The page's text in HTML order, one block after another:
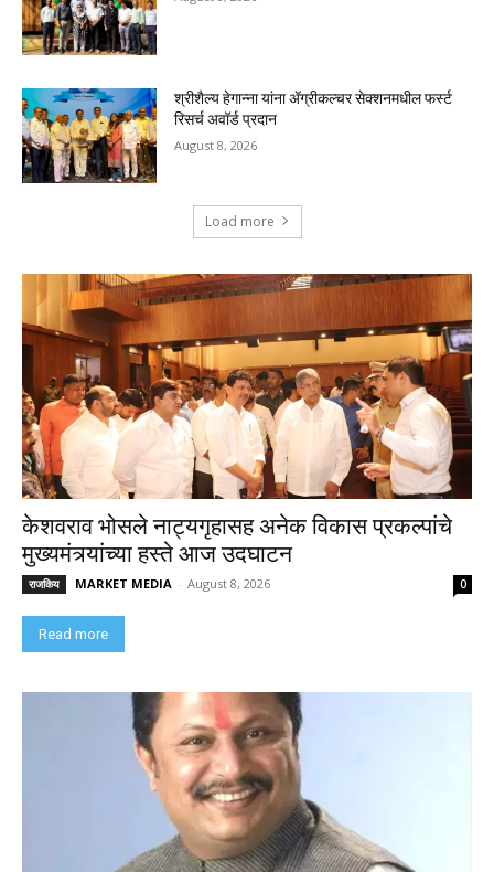
श्रीशैल्य हेगान्ना यांना ॲग्रीकल्चर सेक्शनमधील फर्स्ट
रिसर्च अवॉर्ड प्रदान
August 8, 2026
Load more
केशवराव भोसले नाट्यगृहासह अनेक विकास प्रकल्पांचे
मुख्यमंत्र्यांच्या हस्ते आज उदघाटन
राजकिय MARKET MEDIA - August 8, 2026 0
Read more